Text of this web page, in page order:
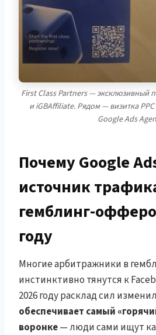
First Class Partners — эксклюзивный
и iGBAffiliate. Рядом — визитка
Google Ads
Почему Google
источник
гемблинг-
году
Многие арбитражники в
инстинктивно тянутся к
2026 году расклад сил
обеспечивает самый
воронке— люди сами ищут